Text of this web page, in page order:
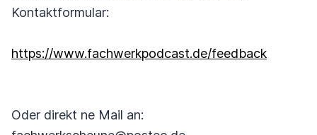
Kontaktformular:
https://www.fachwerkpodcast.de/feedback
Oder direkt ne Mail an: